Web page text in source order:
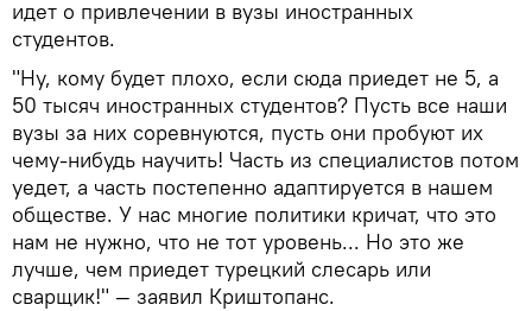
идет о привлечении в вузы иностранных
студентов.
"Ну, кому будет плохо, если сюда приедет не 5, а
50 тысяч иностранных студентов? Пусть все наши
вузы за них соревнуются, пусть они пробуют их
чему-нибудь научить! Часть из специалистов потом
уедет, а часть постепенно адаптируется в нашем
обществе. У нас многие политики кричат, что это
нам не нужно, что не тот уровень... Но это же
лучше, чем приедет турецкий слесарь или
сварщик!" — заявил Криштопанс.